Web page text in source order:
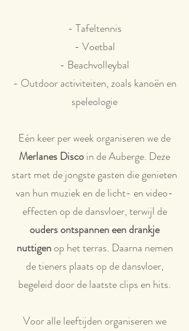
- Tafeltennis
- Voetbal
- Beachvolleybal
- Outdoor activiteiten, zoals kanoën en
speleologie
Eén keer per week organiseren we de
Merlanes Discoin de Auberge. Deze
start met de jongste gasten die genieten
van hun muziek en de licht- en video-
effecten op de dansvloer, terwijl de
ouders ontspannen een drankje
nuttigenop het terras. Daarna nemen
de tieners plaats op de dansvloer,
begeleid door de laatste clips en hits.
Voor alle leeftijden organiseren we